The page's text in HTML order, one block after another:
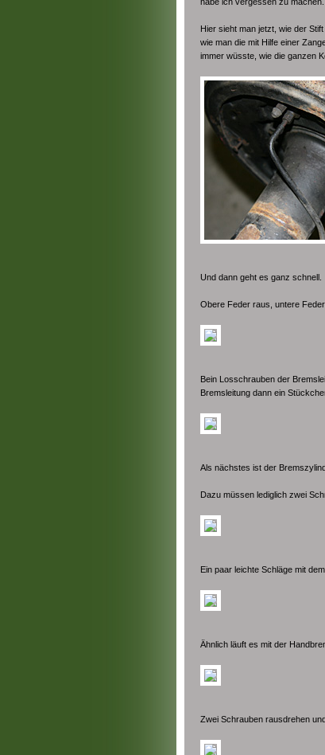
Hier sieht man jetzt, wie der
wie man die mit Hilfe einer
immer wüsste, wie die ganzen
Und dann geht es ganz schnell.
Obere Feder raus, untere
Bein Losschrauben der
Bremsleitung dann ein
Als nächstes ist der
Dazu müssen lediglich zwei
Ein paar leichte Schläge mit
Ähnlich läuft es mit der
Zwei Schrauben rausdrehen